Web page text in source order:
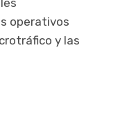
operativos
y las